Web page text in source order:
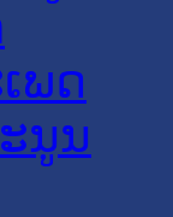
ພດ
ນູນ